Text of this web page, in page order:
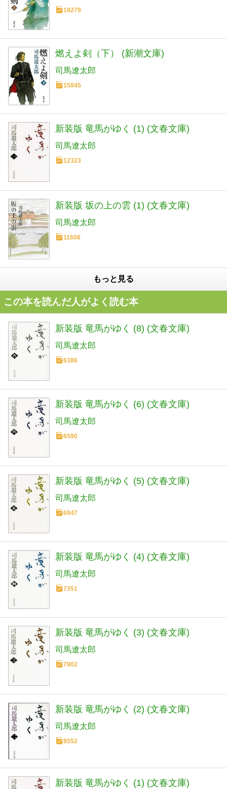
19279
燃えよ剣（下） (新潮文庫)
司馬遼太郎
15845
新装版 竜馬がゆく (1) (文春文庫)
司馬遼太郎
12323
新装版 坂の上の雲 (1) (文春文庫)
司馬遼太郎
11606
もっと見る
この本を読んだ人がよく読む本
新装版 竜馬がゆく (8) (文春文庫)
司馬遼太郎
6386
新装版 竜馬がゆく (6) (文春文庫)
司馬遼太郎
6590
新装版 竜馬がゆく (5) (文春文庫)
司馬遼太郎
6947
新装版 竜馬がゆく (4) (文春文庫)
司馬遼太郎
7351
新装版 竜馬がゆく (3) (文春文庫)
司馬遼太郎
7902
新装版 竜馬がゆく (2) (文春文庫)
司馬遼太郎
8552
新装版 竜馬がゆく (1) (文春文庫)